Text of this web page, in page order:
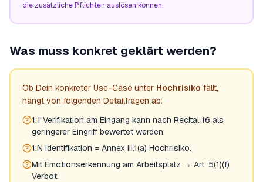
die zusätzliche Pflichten auslösen können.
Was muss konkret geklärt werden?
Ob Dein konkreter Use-Case unter Hochrisiko fällt,
hängt von folgenden Detailfragen ab:
1:1 Verifikation am Eingang kann nach Recital 16 als
geringerer Eingriff bewertet werden.
1:N Identifikation = Annex III.1(a) Hochrisiko.
Mit Emotionserkennung am Arbeitsplatz → Art. 5(1)(f)
Verbot.